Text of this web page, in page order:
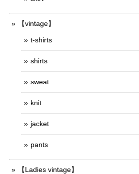
【vintage】
t-shirts
shirts
sweat
knit
jacket
pants
【Ladies vintage】